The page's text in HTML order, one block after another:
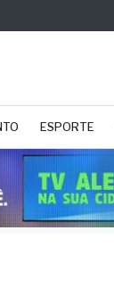
ESPORTE